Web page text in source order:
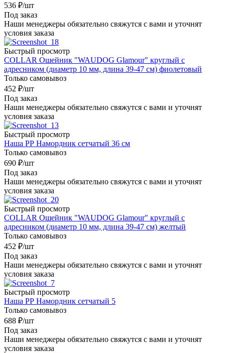
536 ₽/шт
Под заказ
Наши менеджеры обязательно свяжутся с вами и уточнят
условия заказа
Быстрый просмотр
COLLAR Ошейник "WAUDOG Glamour" круглый с
адресником (диаметр 10 мм, длина 39-47 см) фиолетовый
Только самовывоз
452 ₽/шт
Под заказ
Наши менеджеры обязательно свяжутся с вами и уточнят
условия заказа
Быстрый просмотр
Наша РР Намордник сетчатый 36 см
Только самовывоз
690 ₽/шт
Под заказ
Наши менеджеры обязательно свяжутся с вами и уточнят
условия заказа
Быстрый просмотр
COLLAR Ошейник "WAUDOG Glamour" круглый с
адресником (диаметр 10 мм, длина 39-47 см) желтый
Только самовывоз
452 ₽/шт
Под заказ
Наши менеджеры обязательно свяжутся с вами и уточнят
условия заказа
Быстрый просмотр
Наша РР Намордник сетчатый 5
Только самовывоз
688 ₽/шт
Под заказ
Наши менеджеры обязательно свяжутся с вами и уточнят
условия заказа